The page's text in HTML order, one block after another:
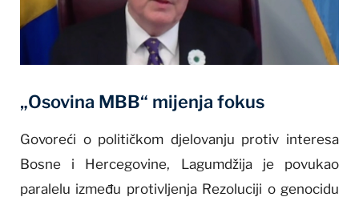
„Osovina MBB“ mijenja fokus
Govoreći o političkom djelovanju protiv interesa
Bosne i Hercegovine, Lagumdžija je povukao
paralelu između protivljenja Rezoluciji o genocidu